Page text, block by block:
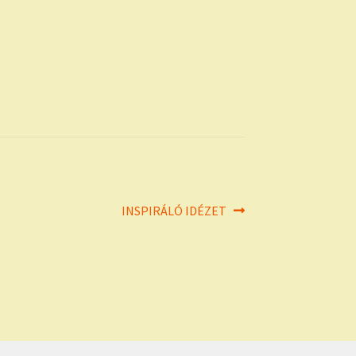
Next
INSPIRÁLÓ IDÉZET